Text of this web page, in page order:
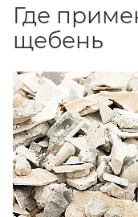
Где
щебень